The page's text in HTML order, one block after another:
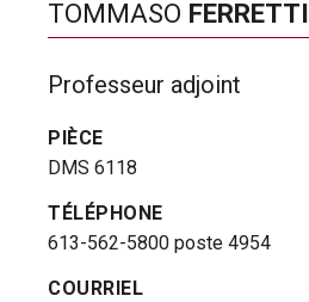
TOMMASO FERRETTI
Professeur adjoint
PIÈCE
DMS 6118
TÉLÉPHONE
613-562-5800 poste 4954
COURRIEL